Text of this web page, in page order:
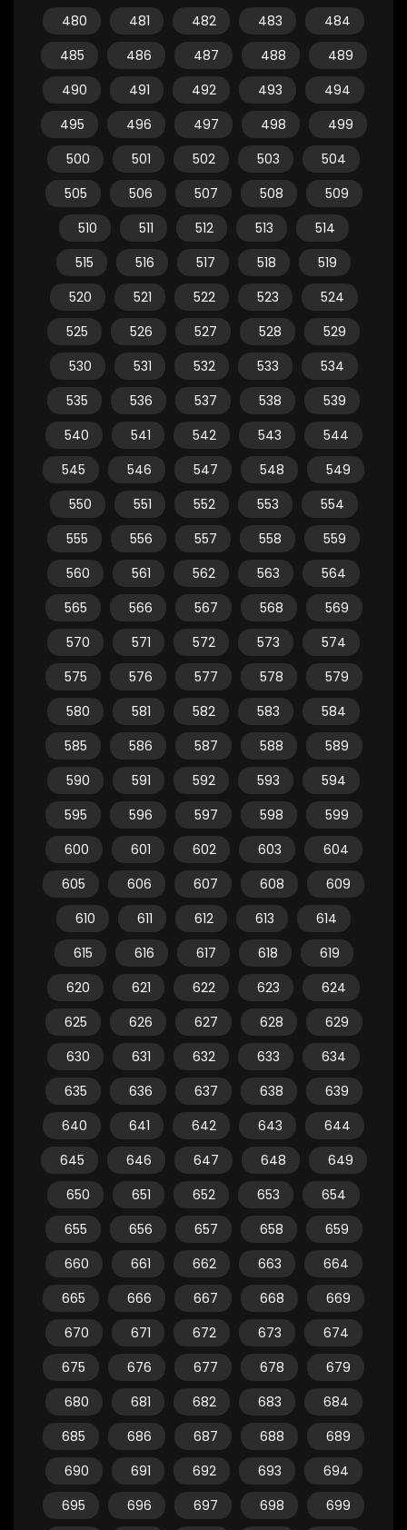
480 481 482 483
484
485
486 487 488
489
490
491 492 493
494
495
496 497 498
499
500
501 502 503
504
505
506 507 508
509
510
511 512 513
514
515
516 517 518
519
520
521 522 523
524
525
526 527 528
529
530
531 532 533
534
535
536 537 538
539
540
541 542 543
544
545
546 547 548
549
550
551 552 553
554
555
556 557 558
559
560
561 562 563
564
565
566 567 568
569
570
571 572 573
574
575
576 577 578
579
580
581 582 583
584
585
586 587 588
589
590
591 592 593
594
595
596 597 598
599
600
601 602 603
604
605
606 607 608
609
610
611 612 613
614
615
616 617 618
619
620
621 622 623
624
625
626 627 628
629
630
631 632 633
634
635
636 637 638
639
640
641 642 643
644
645
646 647 648
649
650
651 652 653
654
655
656 657 658
659
660
661 662 663
664
665
666 667 668
669
670
671 672 673
674
675
676 677 678
679
680
681 682 683
684
685
686 687 688
689
690
691 692 693
694
695
696 697 698
699